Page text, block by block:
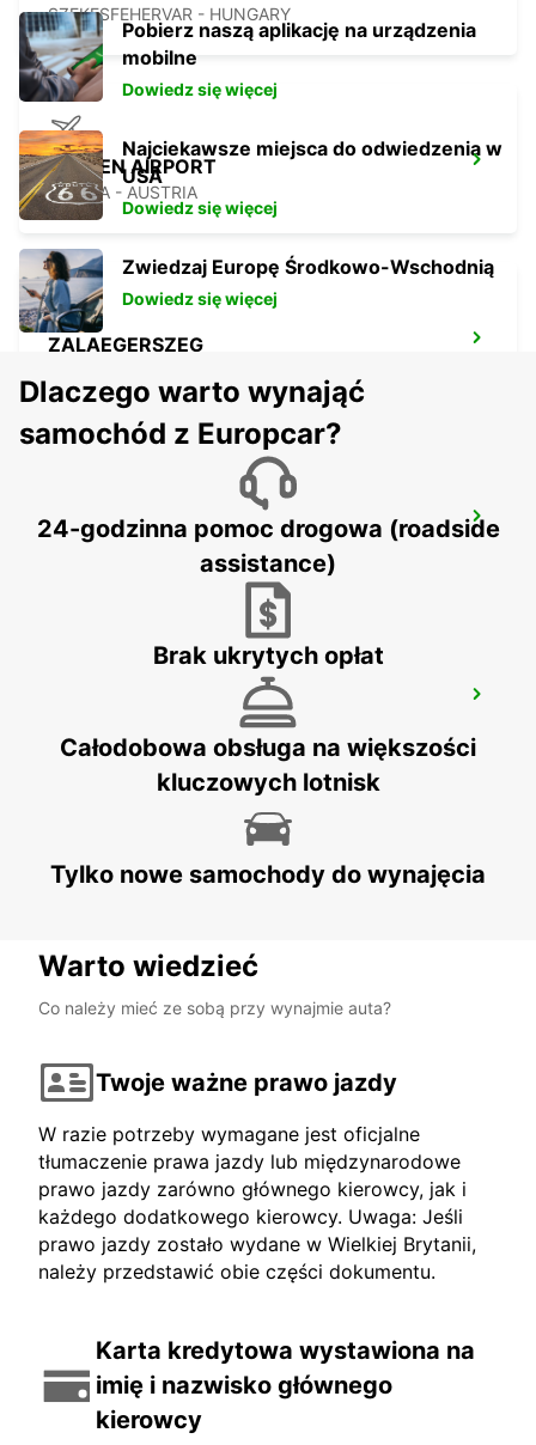
SZEKESFEHERVAR - HUNGARY
WIEDEN AIRPORT
VIENNA - AUSTRIA
ZALAEGERSZEG
BUDAPEST PRIELLE
BUDAPEST - HUNGARY
VIENNA RAILWAY STATION
Pobierz naszą aplikację na urządzenia
mobilne
Dowiedz się więcej
Najciekawsze miejsca do odwiedzenia w
USA
Dowiedz się więcej
Zwiedzaj Europę Środkowo-Wschodnią
Dowiedz się więcej
Dlaczego warto wynająć
samochód z Europcar?
24-godzinna pomoc drogowa (roadside
assistance)
Brak ukrytych opłat
Całodobowa obsługa na większości
kluczowych lotnisk
Tylko nowe samochody do wynajęcia
Warto wiedzieć
Co należy mieć ze sobą przy wynajmie auta?
Twoje ważne prawo jazdy
W razie potrzeby wymagane jest oficjalne
tłumaczenie prawa jazdy lub międzynarodowe
prawo jazdy zarówno głównego kierowcy, jak i
każdego dodatkowego kierowcy. Uwaga: Jeśli
prawo jazdy zostało wydane w Wielkiej Brytanii,
należy przedstawić obie części dokumentu.
Karta kredytowa wystawiona na
imię i nazwisko głównego
kierowcy